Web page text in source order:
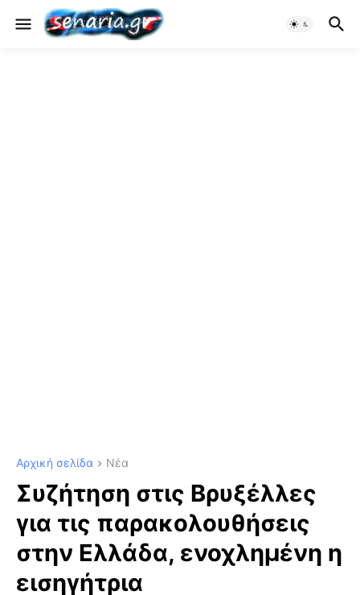
Αρχική σελίδα Νέα
Συζήτηση στις Βρυξέλλες
για τις παρακολουθήσεις
στην Ελλάδα, ενοχλημένη η
εισηγήτρια